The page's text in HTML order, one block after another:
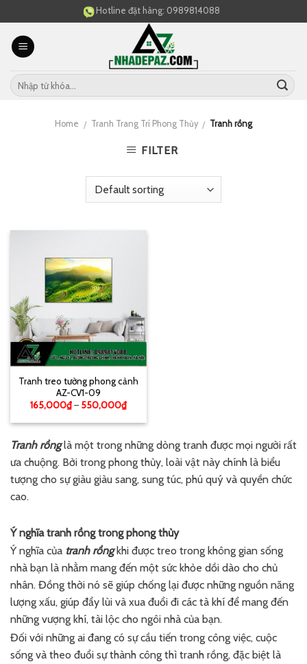
to
content
Hotline đặt hàng: 0989814088
Home / Tranh Trang Trí Phong Thủy / Tranh rồng
FILTER
Tranh treo tường phong cảnh
AZ-CV1-09
165,000₫– 550,000₫
Tranh rồnglà một trong những dòng tranh được mọi người rất
ưa chuộng. Bởi trong phong thủy, loài vật này chính là biểu
tượng cho sự giàu giàu sang, sung túc, phú quý và quyền chức
cao.
Ý nghĩa tranh rồng trong phong thủy
Ý nghĩa của tranh rồngkhi được treo trong không gian sống
nhà bạn là nhằm mang đến một sức khỏe dồi dào cho chủ
nhân. Đồng thời nó sẽ giúp chống lại được những nguồn năng
lượng xấu, giúp đẩy lùi và xua đuổi đi các tà khí để mang đến
những vượng khí, tài lộc cho ngôi nhà của bạn.
Đối với những ai đang có sự cầu tiến trong công việc, cuộc
sống và theo đuổi sự thành công thì tranh rồng, đặc biệt là